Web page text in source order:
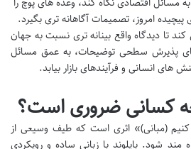
مسائل اقتصادی نگاه کند، وعده های پوچ را
امروز، تصمیمات آگاهانه تری بگیرد.
تا دیدگاه واقع بینانه تری نسبت به جهان
پذیرش سطحی توضیحات، به عمق مسائل
های انسانی و فرآیندهای بازار بیابد.
کسانی ضروری است؟
کنیم (مبانی)» اثری است که طیف وسیعی از
مند شود. بایلوند با زبانی ساده و رویکردی